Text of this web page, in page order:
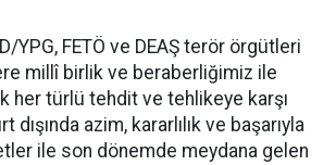
YPG, FETÖ ve DEAŞ terör örgütleri
millî birlik ve beraberliğimiz ile
her türlü tehdit ve tehlikeye karşı
azim, kararlılık ve başarıyla
ile son dönemde meydana gelen